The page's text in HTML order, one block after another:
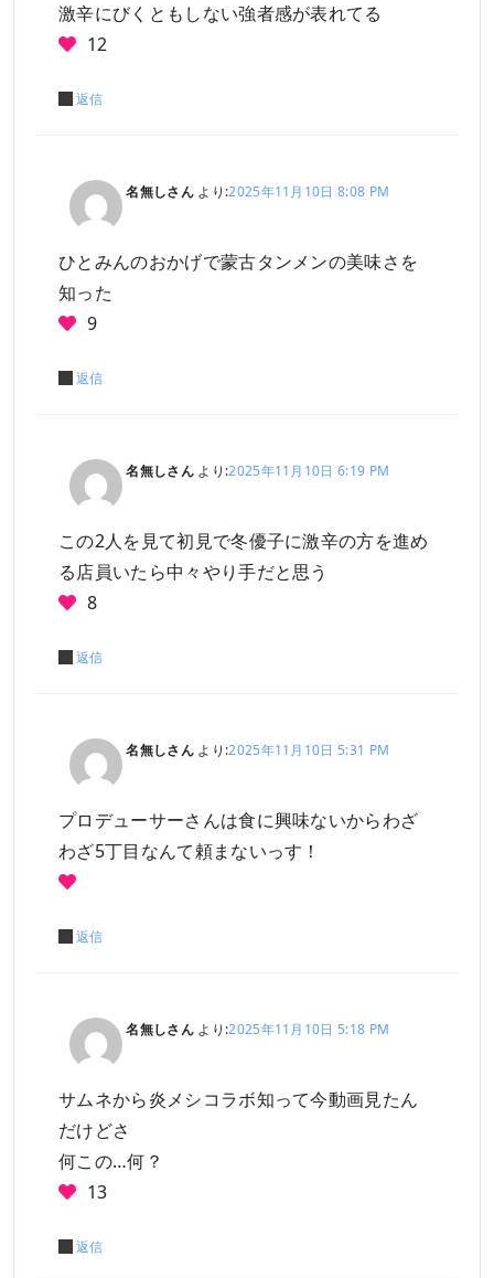
激辛にびくともしない強者感が表れてる
12
返信
名無しさん より:2025年11月10日 8:08 PM
ひとみんのおかげで蒙古タンメンの美味さを
知った
9
返信
名無しさん より:2025年11月10日 6:19 PM
この2人を見て初見で冬優子に激辛の方を進め
る店員いたら中々やり手だと思う
8
返信
名無しさん より:2025年11月10日 5:31 PM
プロデューサーさんは食に興味ないからわざ
わざ5丁目なんて頼まないっす！
返信
名無しさん より:2025年11月10日 5:18 PM
サムネから炎メシコラボ知って今動画見たん
だけどさ
何この…何？
13
返信